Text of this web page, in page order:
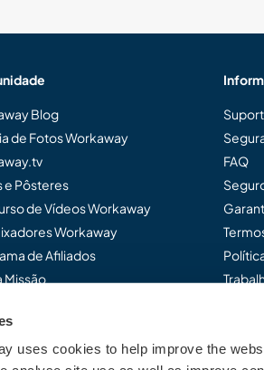
uses cookies to help improve the
Blog
de Fotos Workaway
e Pôsteres
de Vídeos Workaway
Workaway
de Afiliados
Missão
FAQ